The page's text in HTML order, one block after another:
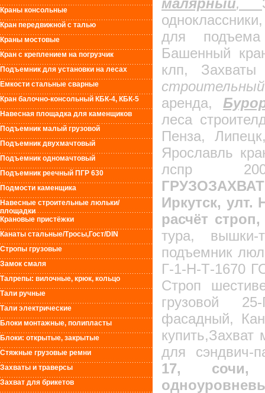
Краны консольные
Кран передвижной с талью
Краны мостовые
Кран с креплением на погрузчик
Подъемник для установки на лесах
Емкости стальные сварные
Кран балочно-консольный КБК-4, КБК-5
Навесная площадка для каменщиков
Подъемник малый грузовой
Подъемник двухмачтовый
Подъемник одномачтовый
Подъемник реечный ПГР 630
Подмости каменщика
Навесные строительные люльки/
площадки
Крановые пристёжки
Канаты стальные/Тросы,Гост/DIN
Стропы грузовые
Замок смаля
Талрепы: вилочные, крюк, кольцо
Тали ручные
Тали электрические
Блоки монтажные, полипласты
Блоки: открытые, закрытые
Стяжные грузовые ремни
Захваты и траверсы
Захват для брикетов
малярный,
для подъема
Башенный
клп,
аренда,
леса
Пенза,
Ярославль
лспр
Иркутск, улт.
расчёт
тура, вышки-
подъемник
Г-1-Н-Т-1670
Строп
грузовой
фасадный,
для сэндвич-
17, сочи,